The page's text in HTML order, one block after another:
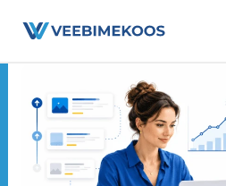
content